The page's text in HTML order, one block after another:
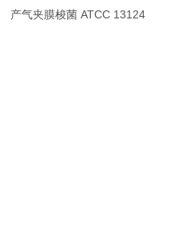
产气夹膜梭菌 ATCC 13124